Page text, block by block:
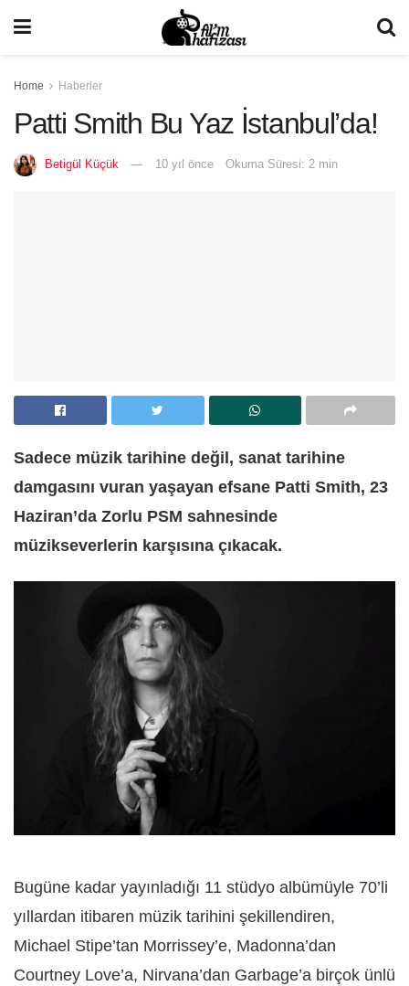
Home Haberler
Patti Smith Bu Yaz İstanbul’da!
Betigül Küçük 10 yıl önce Okuma Süresi: 2 min
Sadece müzik tarihine değil, sanat tarihine
damgasını vuran yaşayan efsane Patti Smith, 23
Haziran’da Zorlu PSM sahnesinde
müzikseverlerin karşısına çıkacak.
Bugüne kadar yayınladığı 11 stüdyo albümüyle 70’li
yıllardan itibaren müzik tarihini şekillendiren,
Michael Stipe’tan Morrissey’e, Madonna’dan
Courtney Love’a, Nirvana’dan Garbage’a birçok ünlü